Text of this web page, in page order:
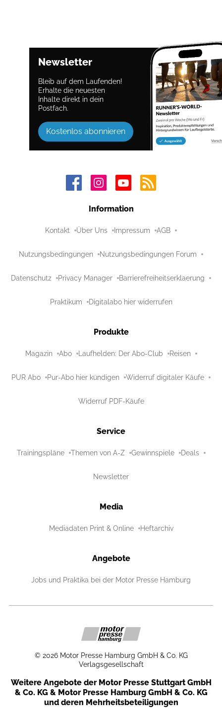
Newsletter
Bleib auf dem Laufenden!
Erhalte die neuesten
Inhalte direkt in dein
Postfach.
Kostenlos abonnieren
Information
Kontakt Über Uns Impressum AGB
Nutzungsbedingungen Nutzungsbedingungen Forum
Datenschutz Privacy Manager Barrierefreiheitserklaerung
Praktikum Digitalabo hier widerrufen
Produkte
Magazin Abo Laufhelden: Der Abo-Club Reisen
PUR Abo Pur-Abo hier kündigen Widerruf digitaler Käufe
Widerruf PDF-Käufe
Service
Trainingspläne Themen von A-Z Gewinnspiele Deals
Newsletter
Media
Mediadaten Print & Online Heftarchiv
Angebote
Jobs und Praktika bei der Motor Presse Hamburg
© 2026 Motor Presse Hamburg GmbH & Co. KG
Verlagsgesellschaft
Weitere Angebote der Motor Presse Stuttgart GmbH
& Co. KG & Motor Presse Hamburg GmbH & Co. KG
und deren Mehrheitsbeteiligungen